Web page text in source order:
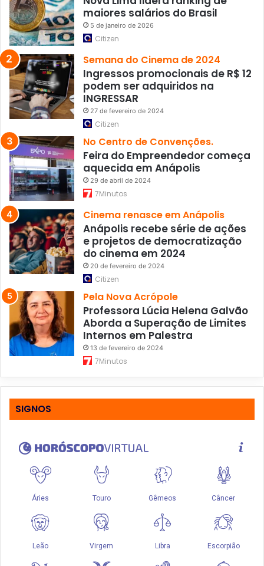
o
A
c
o
r
d
o
d
e
P
a
r
s
maiores salários do Brasil
5 de janeiro de 2026
Citizen
Semana do Cinema de 2024
Ingressos promocionais de R$ 12
podem ser adquiridos na
INGRESSAR
27 de fevereiro de 2024
Citizen
No Centro de Convenções.
Feira do Empreendedor começa
aquecida em Anápolis
29 de abril de 2024
7Minutos
Cinema renasce em Anápolis
Anápolis recebe série de ações
e projetos de democratização
do cinema em 2024
20 de fevereiro de 2024
Citizen
Pela Nova Acrópole
Professora Lúcia Helena Galvão
Aborda a Superação de Limites
Internos em Palestra
13 de fevereiro de 2024
7Minutos
SIGNOS